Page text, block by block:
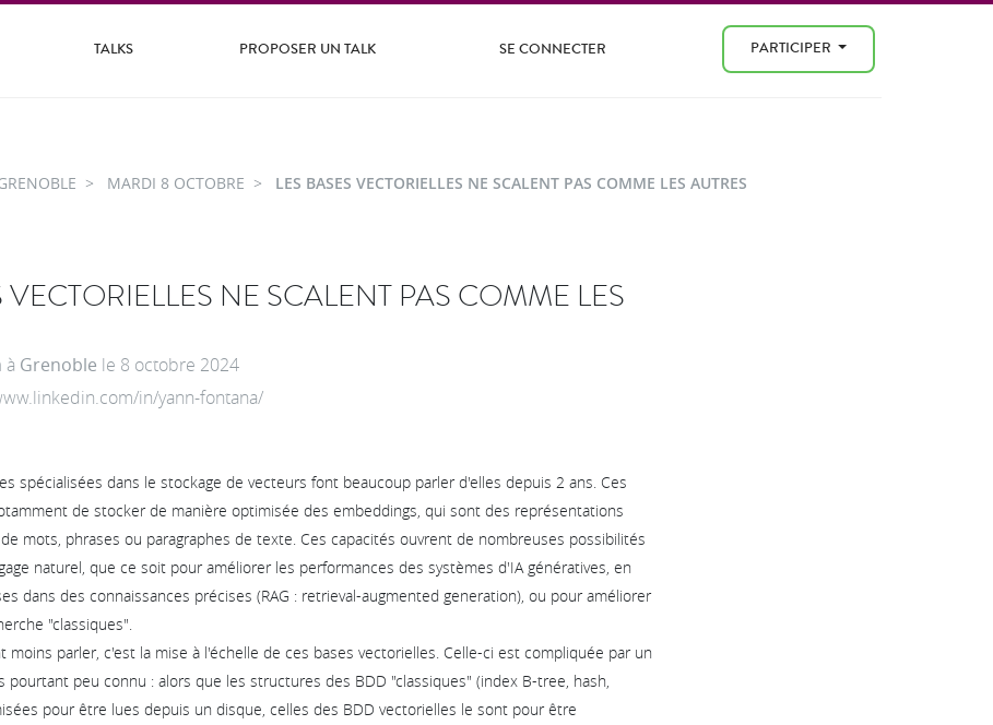
TALKS PROPOSER UN TALK SE CONNECTER PARTICIPER
MARDI 8 OCTOBRE LES BASES VECTORIELLES NE SCALENT PAS COMME LES AUTRES
VECTORIELLES NE SCALENT PAS COMME LES
à Grenoble le 8 octobre 2024
in/yann-fontana/
spécialisées dans le stockage de vecteurs font beaucoup parler d'elles depuis 2 ans. Ces
de stocker de manière optimisée des embeddings, qui sont des représentations
mots, phrases ou paragraphes de texte. Ces capacités ouvrent de nombreuses possibilités
naturel, que ce soit pour améliorer les performances des systèmes d'IA génératives, en
dans des connaissances précises (RAG : retrieval-augmented generation), ou pour améliorer
"classiques".
moins parler, c'est la mise à l'échelle de ces bases vectorielles. Celle-ci est compliquée par un
pourtant peu connu : alors que les structures des BDD "classiques" (index B-tree, hash,
pour être lues depuis un disque, celles des BDD vectorielles le sont pour être